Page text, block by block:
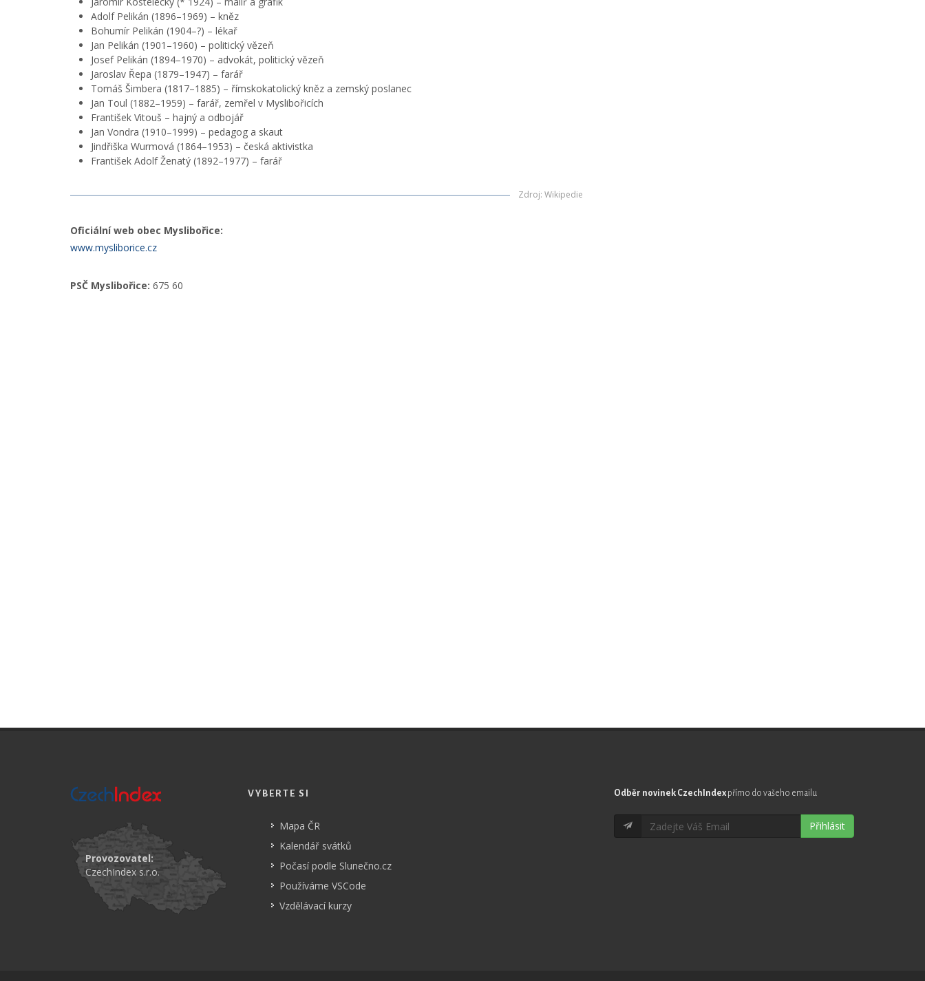
Adolf Pelikán (1896–1969) – kněz
Bohumír Pelikán (1904–?) – lékař
Jan Pelikán (1901–1960) – politický vězeň
Josef Pelikán (1894–1970) – advokát, politický vězeň
Jaroslav Řepa (1879–1947) – farář
Tomáš Šimbera (1817–1885) – římskokatolický kněz a zemský poslanec
Jan Toul (1882–1959) – farář, zemřel v Myslibořicích
František Vitouš – hajný a odbojář
Jan Vondra (1910–1999) – pedagog a skaut
Jindřiška Wurmová (1864–1953) – česká aktivistka
František Adolf Ženatý (1892–1977) – farář
Zdroj: Wikipedie
Oficiální web obec Myslibořice:
www.mysliborice.cz
PSČ Myslibořice: 675 60
Provozovatel:
CzechIndex s.r.o.
VYBERTE SI
Mapa ČR
Kalendář svátků
Počasí podle Slunečno.cz
Používáme VSCode
Vzdělávací kurzy
Odběr novinek CzechIndex přímo do vašeho emailu
Přihlásit